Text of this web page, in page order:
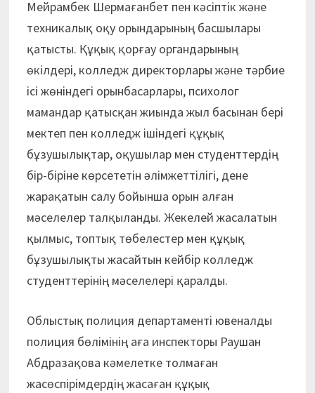
Мейрамбек Шермағанбет пен кәсіптік және
техникалық оқу орындарының басшылары
қатысты. Құқық қорғау органдарының
өкілдері, колледж директорлары және тәрбие
ісі жөніндегі орынбасарлары, психолог
мамандар қатысқан жиында жыл басынан бері
мектеп пен колледж ішіндегі құқық
бұзушылықтар, оқушылар мен студенттердің
бір-біріне көрсететін әлімжеттілігі, дене
жарақатын салу бойынша орын алған
мәселелер талқыланды. Жекелей жасалатын
қылмыс, топтық төбелестер мен құқық
бұзушылықты жасайтын кейбір колледж
студенттерінің мәселелері қаралды.
Облыстық полиция департаменті ювеналды
полиция бөлімінің аға инс­пекторы Раушан
Абдразақова кәмелетке толмаған
жасөспірімдердің жасаған құқық